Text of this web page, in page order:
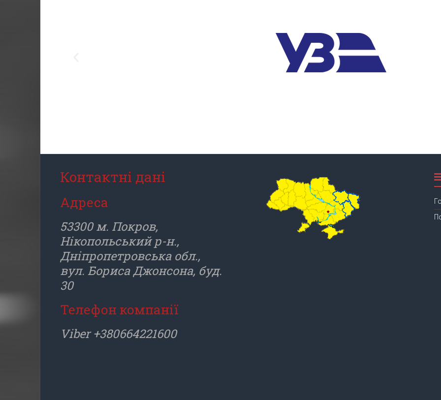
Контактні дані
Адреса
53300 м. Покров,
Нікопольський р-н.,
Дніпропетровська обл.,
вул. Бориса Джонсона, буд.
30
Телефон компанії
Viber +380664221600